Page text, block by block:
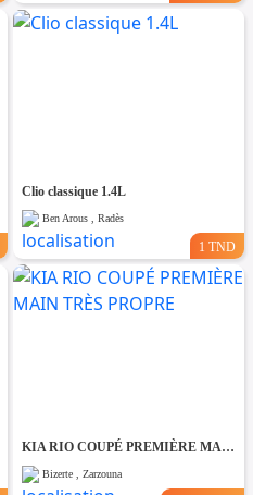
Clio classique 1.4L
Ben Arous , Radès
1 TND
KIA RIO COUPÉ PREMIÈRE MAIN TRÈS PROPRE
Bizerte , Zarzouna